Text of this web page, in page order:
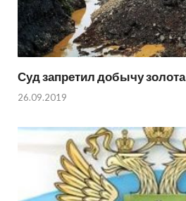
Суд запретил добычу золота
26.09.2019